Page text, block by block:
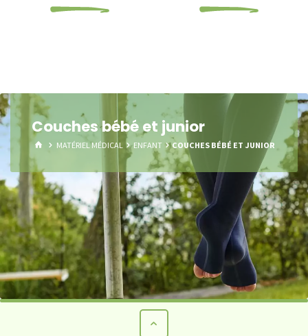
Couches bébé et junior
HOMEMATÉRIEL MÉDICAL ENFANT COUCHES BÉBÉ ET JUNIOR